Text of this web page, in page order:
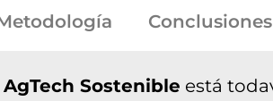
Conclusiones
AgTech Sostenible está